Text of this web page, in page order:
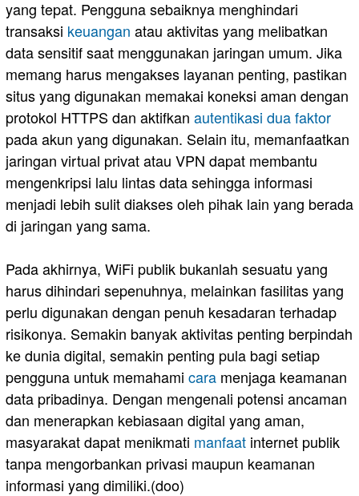
yang tepat. Pengguna sebaiknya menghindari
transaksi keuangan atau aktivitas yang melibatkan
data sensitif saat menggunakan jaringan umum. Jika
memang harus mengakses layanan penting, pastikan
situs yang digunakan memakai koneksi aman dengan
protokol HTTPS dan aktifkan autentikasi dua faktor
pada akun yang digunakan. Selain itu, memanfaatkan
jaringan virtual privat atau VPN dapat membantu
mengenkripsi lalu lintas data sehingga informasi
menjadi lebih sulit diakses oleh pihak lain yang berada
di jaringan yang sama.
Pada akhirnya, WiFi publik bukanlah sesuatu yang
harus dihindari sepenuhnya, melainkan fasilitas yang
perlu digunakan dengan penuh kesadaran terhadap
risikonya. Semakin banyak aktivitas penting berpindah
ke dunia digital, semakin penting pula bagi setiap
pengguna untuk memahami cara menjaga keamanan
data pribadinya. Dengan mengenali potensi ancaman
dan menerapkan kebiasaan digital yang aman,
masyarakat dapat menikmati manfaat internet publik
tanpa mengorbankan privasi maupun keamanan
informasi yang dimiliki.(doo)